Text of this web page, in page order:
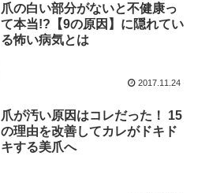
爪の白い部分がないと不健康っ
て本当!?【9の原因】に隠れてい
る怖い病気とは
2017.11.24
爪が汚い原因はコレだった！ 15
の理由を改善してカレがドキド
キする美爪へ